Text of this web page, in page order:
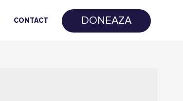
CONTACT DONEAZA